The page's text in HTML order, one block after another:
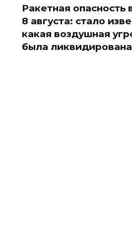
Ракетная опасность
8 августа: стало
какая воздушная
была ликвидирована